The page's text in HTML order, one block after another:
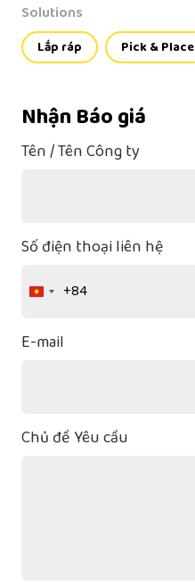
Solutions
Lắp ráp Pick & Place
Nhận Báo giá
Tên / Tên Công ty
Số điện thoại liên hệ
Vietnam
+84
E-mail
Chủ đề Yêu cầu